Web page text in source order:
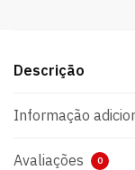
Descrição
Informação
Avaliações 0